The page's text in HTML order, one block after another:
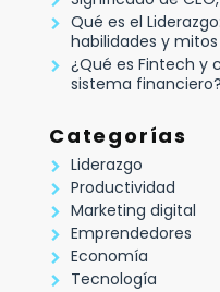
Qué es el
habilidades y mitos
¿Qué es Fintech y
sistema financiero?
Categorías
Liderazgo
Productividad
Marketing digital
Emprendedores
Economía
Tecnología